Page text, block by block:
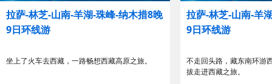
拉萨-林芝-山南-羊湖-珠峰-纳木措8晚
9日环线游
坐上了火车去西藏，一路畅想西藏高原之旅。
拉萨-林芝-山南-羊
9日环线游
不走回头路，藏东南环游
拔走进西藏之旅。